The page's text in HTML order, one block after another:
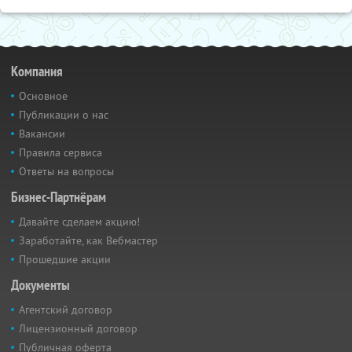
Компания
Основное
Публикации о нас
Вакансии
Правила сервиса
Ответы на вопросы
Бизнес-Партнёрам
Давайте сделаем акцию!
Заработайте, как Вебмастер
Прошедшие акции
Документы
Агентский договор
Лицензионный договор
Публичная оферта